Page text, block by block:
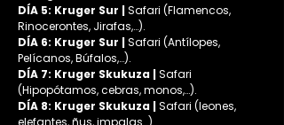
DÍA 5: Kruger Sur | Safari (Flamencos,
Rinocerontes, Jirafas,…).
DÍA 6: Kruger Sur | Safari (Antílopes,
Pelícanos, Búfalos,…).
DÍA 7: Kruger Skukuza | Safari
(Hipopótamos, cebras, monos,…).
DÍA 8: Kruger Skukuza | Safari (leones,
elefantes, ñus, impalas…)